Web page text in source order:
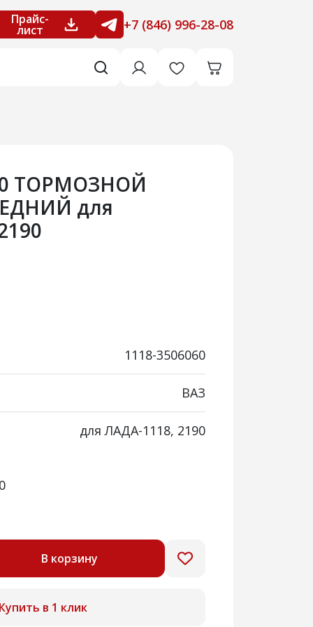
Прайс-
лист +7 (846) 996-28-08
ТОРМОЗНОЙ
для
1118-3506060
ВАЗ
для ЛАДА-1118, 2190
В корзину
Купить в 1 клик